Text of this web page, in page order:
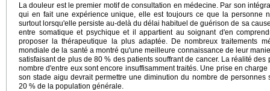
La douleur est le premier motif de consultation en médecine. Par son
qui en fait une expérience unique, elle est toujours ce que la personne
surtout lorsqu'elle persiste au-delà du délai habituel de guérison de sa
entre somatique et psychique et il appartient au soignant d'en
proposer la thérapeutique la plus adaptée. De nombreux traitements
mondiale de la santé a montré qu'une meilleure connaissance de leur
satisfaisant de plus de 80 % des patients souffrant de cancer. La réalité
nombre d'entre eux sont encore insuffisamment traités. Une prise en
son stade aigu devrait permettre une diminution du nombre de personnes
20 % de la population générale.